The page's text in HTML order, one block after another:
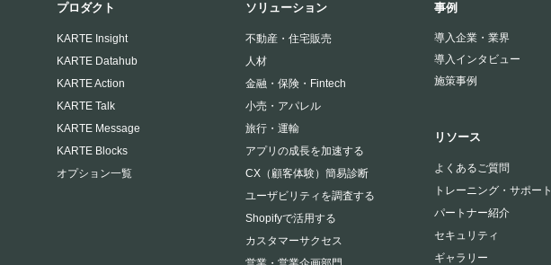
プロダクト
KARTE Insight
KARTE Datahub
KARTE Action
KARTE Talk
KARTE Message
KARTE Blocks
オプション一覧
ソリューション
不動産・住宅販売
人材
金融・保険・Fintech
小売・アパレル
旅行・運輸
アプリの成長を加速する
CX（顧客体験）簡易診断
ユーザビリティを調査する
Shopifyで活用する
カスタマーサクセス
事例
導入企業・業界
導入インタビュー
施策事例
リソース
よくあるご質問
トレーニング・サポート
パートナー紹介
セキュリティ
ギャラリー